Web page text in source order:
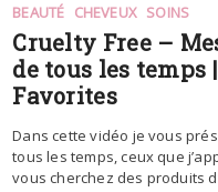
BEAUTÉ CHEVEUX SOINS
Cruelty Free –
de tous les temps
Favorites
Dans cette vidéo je vous
tous les temps, ceux que
vous cherchez des produits